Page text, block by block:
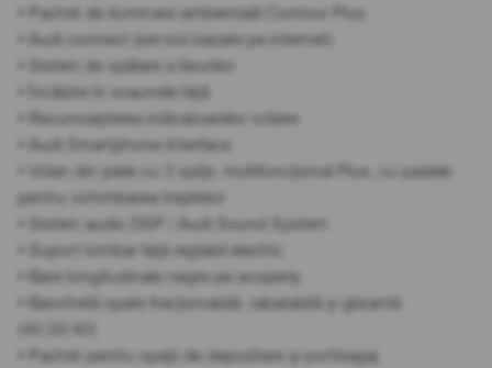
• Pachet de iluminare ambientală Contour Plus
• Audi connect (servicii bazate pe internet)
• Sistem de spălare a farurilor
• Încălzire în scaunele față
• Recunoașterea indicatoarelor rutiere
• Audi Smartphone Interface
• Volan din piele cu 3 spițe, multifuncțional Plus, cu padele
pentru schimbarea treptelor
• Sistem audio DSP / Audi Sound System
• Suport lombar față reglabil electric
• Bare longitudinale negre pe acoperiș
• Banchetă spate fracționabilă, rabatabilă și glisantă
• Pachet pentru spații de depozitare și portbagaj